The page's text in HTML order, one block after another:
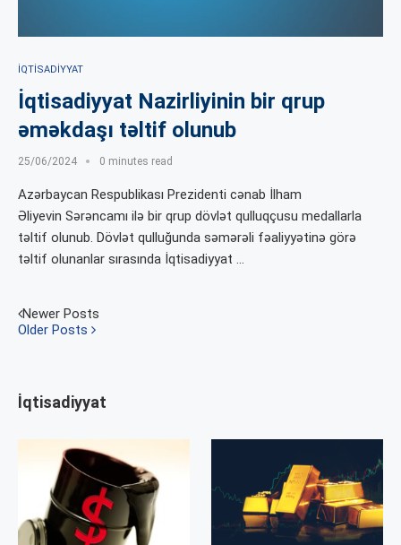
İQTISADIYYAT
İqtisadiyyat Nazirliyinin bir qrup
əməkdaşı təltif olunub
25/06/2024 0 minutes read
Azərbaycan Respublikası Prezidenti cənab İlham
Əliyevin Sərəncamı ilə bir qrup dövlət qulluqçusu medallarla
təltif olunub. Dövlət qulluğunda səmərəli fəaliyyətinə görə
təltif olunanlar sırasında İqtisadiyyat …
Newer Posts
Older Posts
İqtisadiyyat